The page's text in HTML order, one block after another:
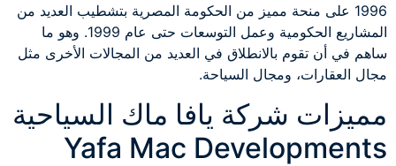
1996 على منحة مميز من الحكومة المصرية بتشطيب العديد من
المشاريع الحكومية وعمل التوسعات حتى عام 1999. وهو ما
ساهم في أن تقوم بالانطلاق في العديد من المجالات الأخرى مثل
مجال العقارات، ومجال السياحة.
مميزات شركة يافا ماك السياحية
Yafa Mac Developments